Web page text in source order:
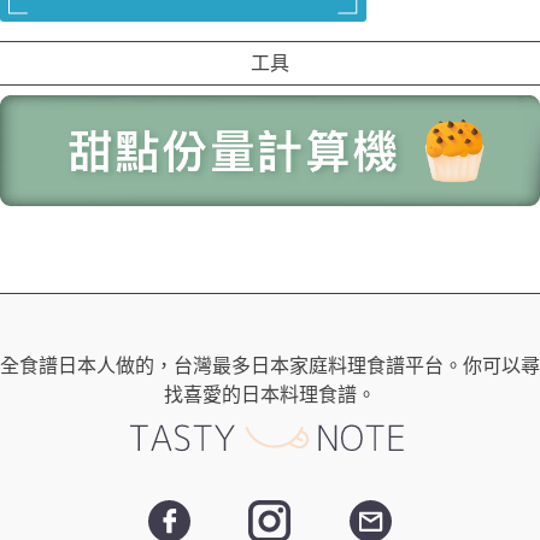
工具
全食譜日本人做的，台灣最多日本家庭料理食譜平台。你可以尋
找喜愛的日本料理食譜。